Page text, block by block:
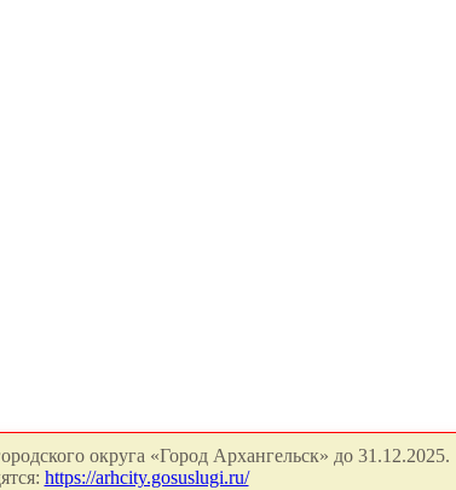
округа «Город Архангельск» до 31.12.2025.
https://arhcity.gosuslugi.ru/